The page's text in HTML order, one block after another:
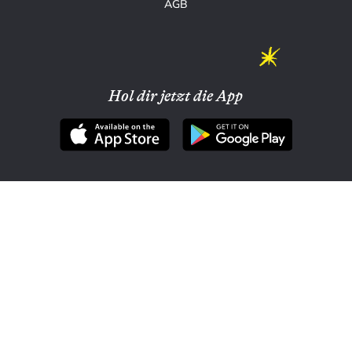
AGB
Hol dir jetzt die App